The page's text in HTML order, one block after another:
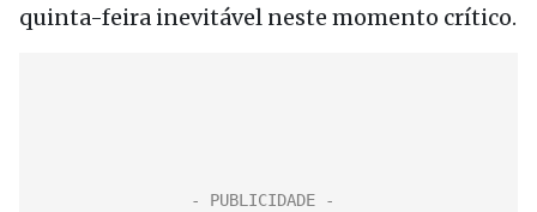
quinta-feira inevitável neste momento crítico.